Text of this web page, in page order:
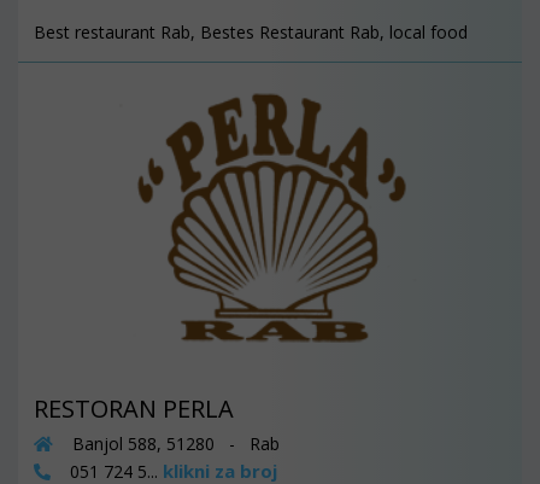
Best restaurant Rab, Bestes Restaurant Rab, local food
RESTORAN PERLA
Banjol 588, 51280 - Rab
051 724 5... klikni za broj